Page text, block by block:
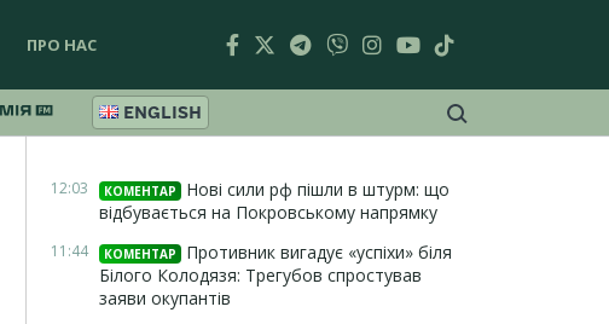
ПРО НАС
ENGLISH
12:03 КОМЕНТАР
Нові сили рф пішли в штурм: що
відбувається на Покровському напрямку
11:44 КОМЕНТАР
Противник вигадує «успіхи» біля
Білого Колодязя: Трегубов спростував
заяви окупантів